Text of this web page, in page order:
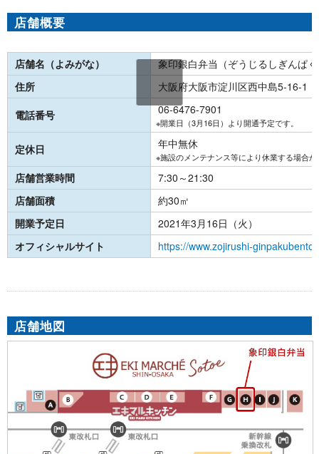
店舗概要
店舗名（よみがな）
象印銀白弁当（ぞうじるしぎんぱ
住所
大阪府大阪市淀川区西中島5-16-1
電話番号
06-6476-7901
※開業日（3月16日）より開通予定です。
定休日 年中無休
※施設のメンテナンス等により休業する場合
店舗営業時間
7:30～21:30
店舗面積
約30㎡
開業予定日
2021年3月16日（火）
オフィシャルサイト
https://www.zojirushi-
店舗地図